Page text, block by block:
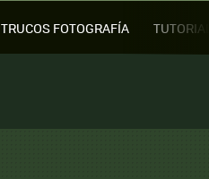
TRUCOS FOTOGRAFÍA